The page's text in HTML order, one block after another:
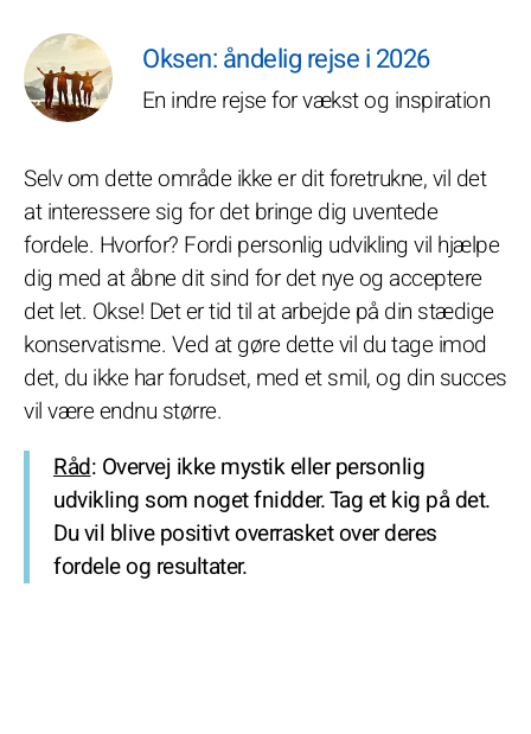
Oksen: åndelig rejse i 2026
En indre rejse for vækst og inspiration
Selv om dette område ikke er dit foretrukne, vil det
at interessere sig for det bringe dig uventede
fordele. Hvorfor? Fordi personlig udvikling vil hjælpe
dig med at åbne dit sind for det nye og acceptere
det let. Okse! Det er tid til at arbejde på din stædige
konservatisme. Ved at gøre dette vil du tage imod
det, du ikke har forudset, med et smil, og din succes
vil være endnu større.
Råd: Overvej ikke mystik eller personlig
udvikling som noget fnidder. Tag et kig på det.
Du vil blive positivt overrasket over deres
fordele og resultater.